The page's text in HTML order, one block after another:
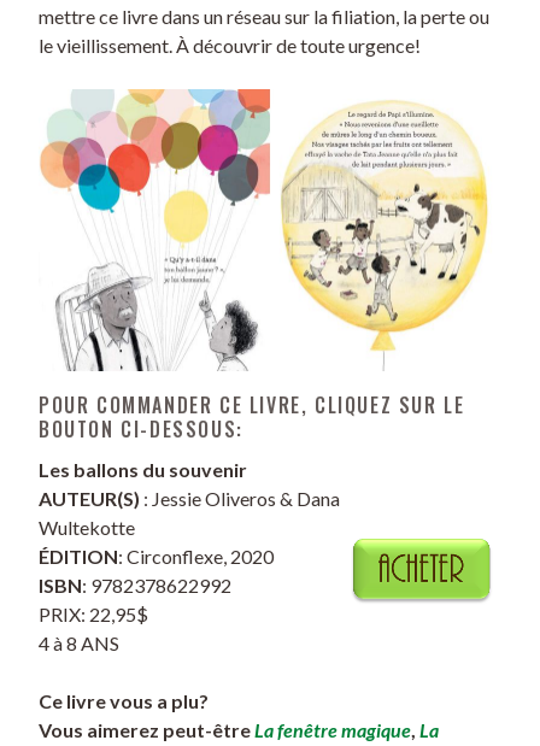
mettre ce livre dans un réseau sur la filiation, la perte ou
le vieillissement. À découvrir de toute urgence!
POUR COMMANDER CE LIVRE, CLIQUEZ SUR LE
BOUTON CI-DESSOUS:
Les ballons du souvenir
AUTEUR(S) : Jessie Oliveros & Dana
Wultekotte
ÉDITION: Circonflexe, 2020
ISBN: 9782378622992
PRIX: 22,95$
4 à 8 ANS
Ce livre vous a plu?
Vous aimerez peut-êtreLa fenêtre magique, La